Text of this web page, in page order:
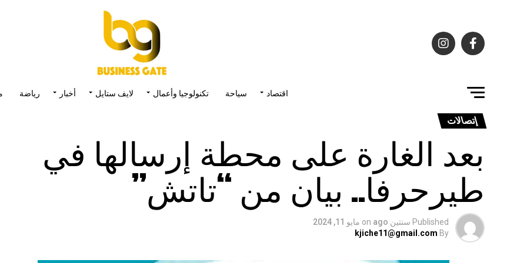
اقتصاد سياحة تكنولوجيا وأعمال لايف ستايل أخبار رياضة
إتصالات
بعد الغارة على محطة إرسالها في
طيرحرفا.. بيان من “تاتش”
Published سنتين ago on مايو 11, 2024
By
kjiche11@gmail.com